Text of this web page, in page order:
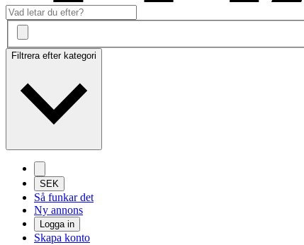
Filtrera efter kategori
SEK
Så funkar det
Ny annons
Logga in
Skapa konto